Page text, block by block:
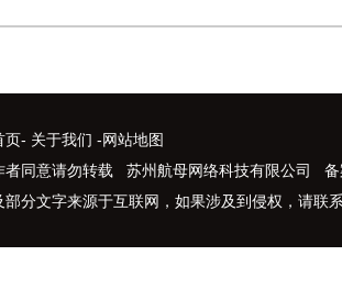
页- 关于我们 -网站地图
者同意请勿转载 苏州航母网络科技有限公司 备
部分文字来源于互联网，如果涉及到侵权，请联